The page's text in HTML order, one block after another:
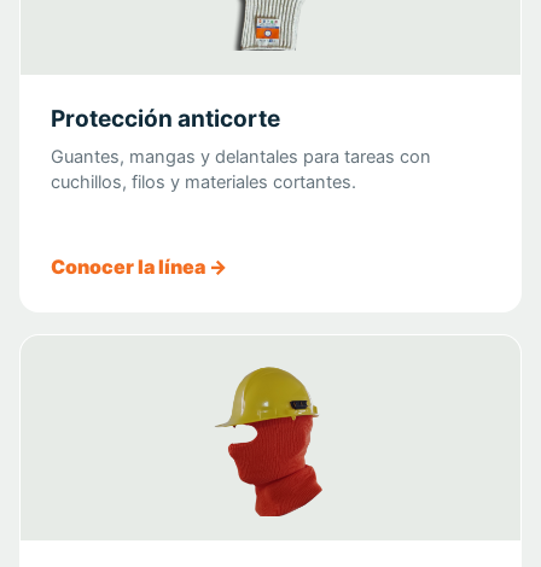
Protección anticorte
Guantes, mangas y delantales para tareas con
cuchillos, filos y materiales cortantes.
Conocer la línea →